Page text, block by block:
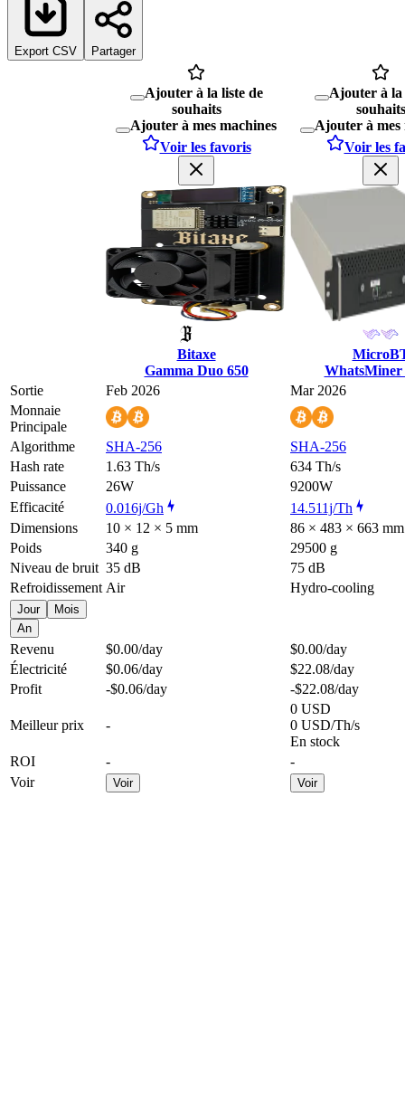
Export CSV Partager
Ajouter à la liste de
souhaits
Ajouter à mes machines
Voir les favoris
Bitaxe
Gamma Duo 650
Ajouter à la
souhaits
Ajouter à mes
Voir les
Sortie
Feb 2026
Mar 2026
Monnaie
Principale
Algorithme
SHA-256
SHA-256
Hash rate
1.63 Th/s
634 Th/s
Puissance
26W
9200W
Efficacité
0.016j/Gh
14.511j/Th
Dimensions
10 × 12 × 5 mm
86 × 483 × 663 mm
Poids
340 g
29500 g
Niveau de bruit 35 dB
75 dB
Refroidissement Air Hydro-cooling
Jour
Mois
An
Revenu $0.00/day $0.00/day
Électricité
$0.06/day $22.08/day
Profit
-$0.06/day -$22.08/day
Meilleur prix -
0 USD
0 USD/Th/s
En stock
ROI
-
-
Voir
Voir Voir